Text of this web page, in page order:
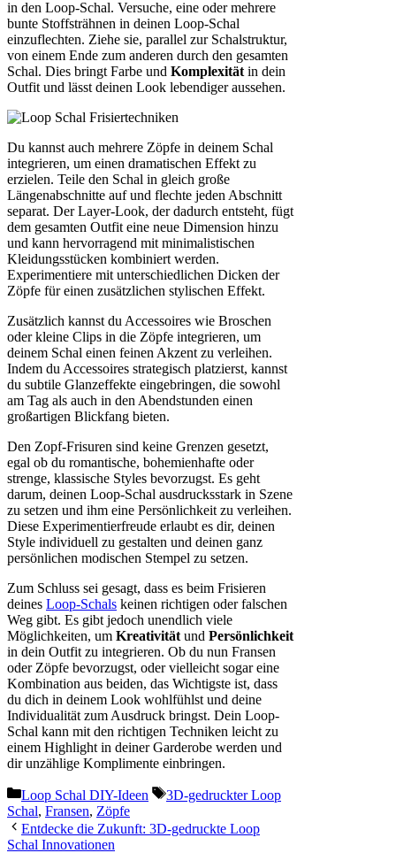
in den Loop-Schal. Versuche, eine oder mehrere
bunte Stoffsträhnen in deinen Loop-Schal
einzuflechten. Ziehe sie, parallel zur Schalstruktur,
von einem Ende zum anderen durch den gesamten
Schal. Dies bringt Farbe und Komplexität in dein
Outfit und lässt deinen Look lebendiger aussehen.
Du kannst auch mehrere Zöpfe in deinem Schal
integrieren, um einen dramatischen Effekt zu
erzielen. Teile den Schal in gleich große
Längenabschnitte auf und flechte jeden Abschnitt
separat. Der Layer-Look, der dadurch entsteht, fügt
dem gesamten Outfit eine neue Dimension hinzu
und kann hervorragend mit minimalistischen
Kleidungsstücken kombiniert werden.
Experimentiere mit unterschiedlichen Dicken der
Zöpfe für einen zusätzlichen stylischen Effekt.
Zusätzlich kannst du Accessoires wie Broschen
oder kleine Clips in die Zöpfe integrieren, um
deinem Schal einen feinen Akzent zu verleihen.
Indem du Accessoires strategisch platzierst, kannst
du subtile Glanzeffekte eingebringen, die sowohl
am Tag als auch in den Abendstunden einen
großartigen Blickfang bieten.
Den Zopf-Frisuren sind keine Grenzen gesetzt,
egal ob du romantische, bohemienhafte oder
strenge, klassische Styles bevorzugst. Es geht
darum, deinen Loop-Schal ausdrucksstark in Szene
zu setzen und ihm eine Persönlichkeit zu verleihen.
Diese Experimentierfreude erlaubt es dir, deinen
Style individuell zu gestalten und deinen ganz
persönlichen modischen Stempel zu setzen.
Zum Schluss sei gesagt, dass es beim Frisieren
deines Loop-Schals keinen richtigen oder falschen
Weg gibt. Es gibt jedoch unendlich viele
Möglichkeiten, um Kreativität und Persönlichkeit
in dein Outfit zu integrieren. Ob du nun Fransen
oder Zöpfe bevorzugst, oder vielleicht sogar eine
Kombination aus beiden, das Wichtigste ist, dass
du dich in deinem Look wohlfühlst und deine
Individualität zum Ausdruck bringst. Dein Loop-
Schal kann mit den richtigen Techniken leicht zu
einem Highlight in deiner Garderobe werden und
dir unzählige Komplimente einbringen.
Kategorien
Loop Schal DIY-Ideen Schlagwörter
3D-gedruckter Loop
Schal, Fransen, Zöpfe
Entdecke die Zukunft: 3D-gedruckte Loop
Schal Innovationen